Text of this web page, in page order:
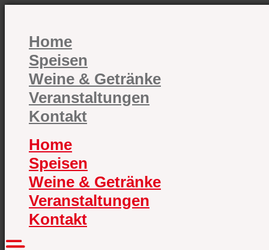
springenHome
Speisen
Weine & Getränke
Veranstaltungen
Kontakt
Home
Speisen
Weine & Getränke
Veranstaltungen
Kontakt